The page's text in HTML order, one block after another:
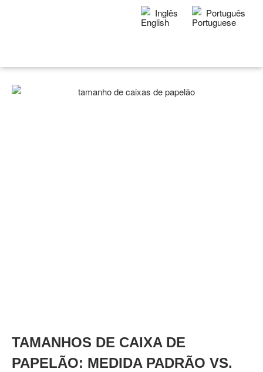
Inglês Português
TAMANHOS DE CAIXA DE
PAPELÃO: MEDIDA PADRÃO VS.